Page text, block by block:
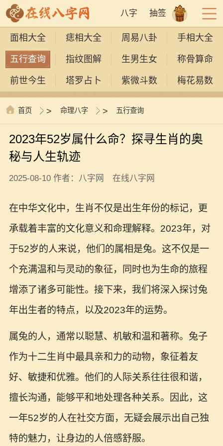
八字 抽签
面相大全 痣相大全 周易八卦 手相大全
五行查询 指纹图解 生男生女 称骨算命
前世今生 塔罗占卜 紫微斗数 梅花易数
首页 > 命理八字 > 五行查询
2023年52岁属什么命？探寻生肖的奥
秘与人生轨迹
2025-08-10 作者：八字网 在线八字网
在中华文化中，生肖不仅是出生年份的标记，更
承载着丰富的文化意义和命理解释。2023年，对
于52岁的人来说，他们的属相是兔。这不仅是一
个充满温和与灵动的象征，同时也为生命的旅程
增添了诸多可能性。接下来，我们将深入探讨兔
年出生者的特点，以及2023年的运势。
属兔的人，通常以聪慧、机敏和温和著称。兔子
作为十二生肖中最具亲和力的动物，象征着友
好、敏捷和优雅。他们的人际关系往往很和谐，
擅长沟通，能够平和地处理各种关系。因此，这
一年52岁的人在社交方面，无疑会展示出自己独
特的魅力，让身边的人倍感舒服。